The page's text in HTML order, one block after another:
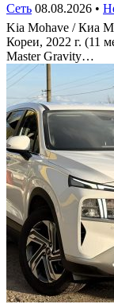
Сеть 08.08.2026 •
Kia Mohave / Киа
Кореи, 2022 г. (11
Master Gravity…